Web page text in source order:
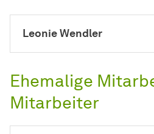
Leonie Wendler
Ehemalige
Mitarbeiter